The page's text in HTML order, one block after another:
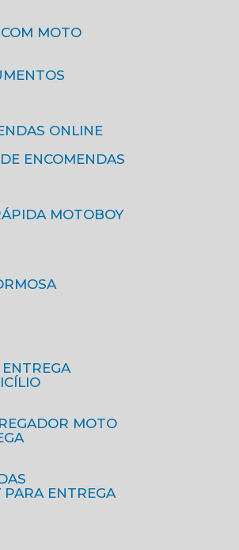
MOTO
ONLINE
ENCOMENDAS
MOTOBOY
ENTREGA
MOTO
PARA ENTREGA